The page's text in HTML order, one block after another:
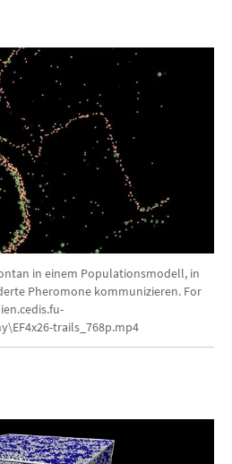
in einem Populationsmodell, in
Pheromone kommunizieren. For
trails_768p.mp4